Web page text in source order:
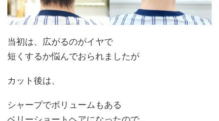
当初は、広がるのがイヤで
短くするか悩んでおられましたが
カット後は、
シャープでボリュームもある